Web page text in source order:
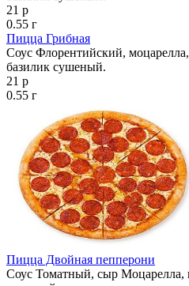
21 р
0.55 г
Пицца Грибная
Соус Флорентийский,
базилик сушеный.
21 р
0.55 г
Пицца Двойная пепперони
Соус Томатный, сыр Моцарелла,